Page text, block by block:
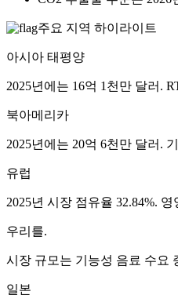
주요 지역 하이라이트
아시아 태평양
2025년에는 16억 1천만 달러.
북아메리카
2025년에는 20억 6천만 달러.
유럽
2025년 시장 점유율 32.84%.
우리를.
시장 규모는 기능성 음료 수요
일본